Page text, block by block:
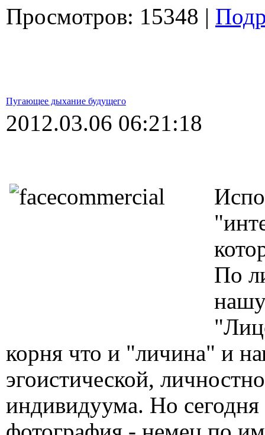
Просмотров: 15348 |
Пугающее дыхание будущего
2012.03.06 06:21:18
По
корня что и "личина" и
эгоистической,
индивидуума. Но сегодня